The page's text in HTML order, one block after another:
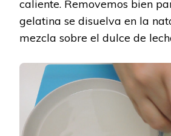
caliente. Removemos bien
gelatina se disuelva en la
mezcla sobre el dulce de